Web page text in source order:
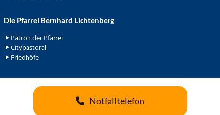
Die Pfarrei Bernhard Lichtenberg
Patron der Pfarrei
Citypastoral
Friedhöfe
Notfalltelefon